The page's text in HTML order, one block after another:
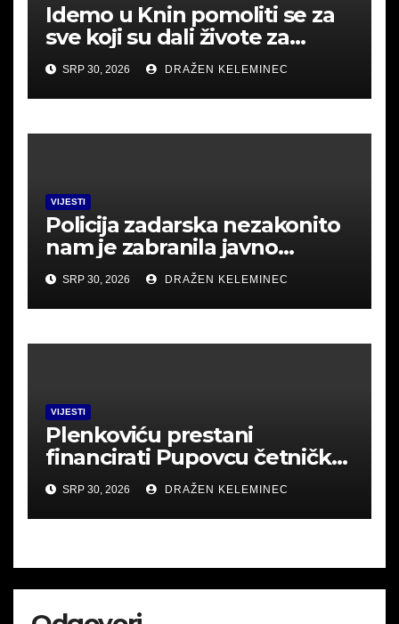
Idemo u Knin pomoliti se za
sve koji su dali živote za
Hrvatsku.
SRP 30, 2026 DRAŽEN KELEMINEC
VIJESTI
Policija zadarska nezakonito
nam je zabranila javno
okupljanje u Srbu i mislila
uhititi .Poslušajte
SRP 30, 2026 DRAŽEN KELEMINEC
VIJESTI
Plenkoviću prestani
financirati Pupovcu četničke
derneke.
SRP 30, 2026 DRAŽEN KELEMINEC